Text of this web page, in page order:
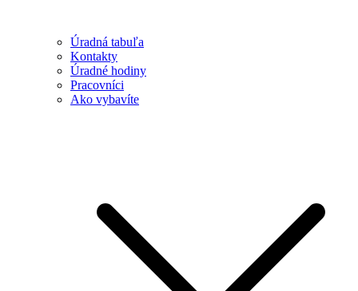
Úradná tabuľa
Kontakty
Úradné hodiny
Pracovníci
Ako vybavíte